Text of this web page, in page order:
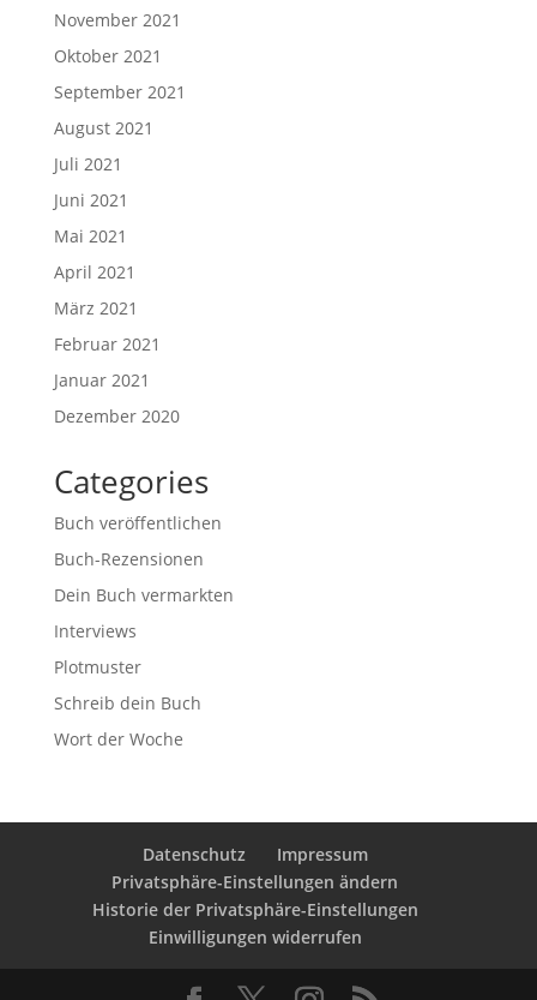
November 2021
Oktober 2021
September 2021
August 2021
Juli 2021
Juni 2021
Mai 2021
April 2021
März 2021
Februar 2021
Januar 2021
Dezember 2020
Categories
Buch veröffentlichen
Buch-Rezensionen
Dein Buch vermarkten
Interviews
Plotmuster
Schreib dein Buch
Wort der Woche
Datenschutz
Impressum
Privatsphäre-Einstellungen ändern
Historie der Privatsphäre-Einstellungen
Einwilligungen widerrufen